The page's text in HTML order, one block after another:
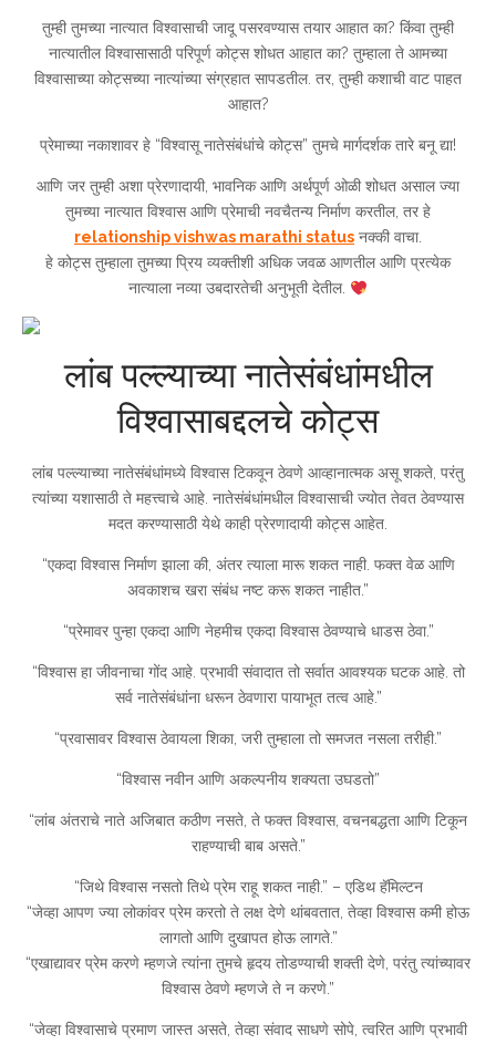
तुम्ही तुमच्या नात्यात विश्वासाची जादू पसरवण्यास तयार आहात का? किंवा तुम्ही
नात्यातील विश्वासासाठी परिपूर्ण कोट्स शोधत आहात का? तुम्हाला ते आमच्या
विश्वासाच्या कोट्सच्या नात्यांच्या संग्रहात सापडतील. तर, तुम्ही कशाची वाट पाहत
आहात?
प्रेमाच्या नकाशावर हे “विश्वासू नातेसंबंधांचे कोट्स” तुमचे मार्गदर्शक तारे बनू द्या!
आणि जर तुम्ही अशा प्रेरणादायी, भावनिक आणि अर्थपूर्ण ओळी शोधत असाल ज्या
तुमच्या नात्यात विश्वास आणि प्रेमाची नवचैतन्य निर्माण करतील, तर हे
relationship vishwas marathi status नक्की वाचा.
हे कोट्स तुम्हाला तुमच्या प्रिय व्यक्तीशी अधिक जवळ आणतील आणि प्रत्येक
नात्याला नव्या उबदारतेची अनुभूती देतील.
लांब पल्ल्याच्या नातेसंबंधांमधील
विश्वासाबद्दलचे कोट्स
लांब पल्ल्याच्या नातेसंबंधांमध्ये विश्वास टिकवून ठेवणे आव्हानात्मक असू शकते, परंतु
त्यांच्या यशासाठी ते महत्त्वाचे आहे. नातेसंबंधांमधील विश्वासाची ज्योत तेवत ठेवण्यास
मदत करण्यासाठी येथे काही प्रेरणादायी कोट्स आहेत.
“एकदा विश्वास निर्माण झाला की, अंतर त्याला मारू शकत नाही. फक्त वेळ आणि
अवकाशच खरा संबंध नष्ट करू शकत नाहीत.”
“प्रेमावर पुन्हा एकदा आणि नेहमीच एकदा विश्वास ठेवण्याचे धाडस ठेवा.”
“विश्वास हा जीवनाचा गोंद आहे. प्रभावी संवादात तो सर्वात आवश्यक घटक आहे. तो
सर्व नातेसंबंधांना धरून ठेवणारा पायाभूत तत्व आहे.”
“प्रवासावर विश्वास ठेवायला शिका, जरी तुम्हाला तो समजत नसला तरीही.”
“विश्वास नवीन आणि अकल्पनीय शक्यता उघडतो”
“लांब अंतराचे नाते अजिबात कठीण नसते, ते फक्त विश्वास, वचनबद्धता आणि टिकून
राहण्याची बाब असते.”
“जिथे विश्वास नसतो तिथे प्रेम राहू शकत नाही.” – एडिथ हॅमिल्टन
“जेव्हा आपण ज्या लोकांवर प्रेम करतो ते लक्ष देणे थांबवतात, तेव्हा विश्वास कमी होऊ
लागतो आणि दुखापत होऊ लागते.”
“एखाद्यावर प्रेम करणे म्हणजे त्यांना तुमचे हृदय तोडण्याची शक्ती देणे, परंतु त्यांच्यावर
विश्वास ठेवणे म्हणजे ते न करणे.”
“जेव्हा विश्वासाचे प्रमाण जास्त असते, तेव्हा संवाद साधणे सोपे, त्वरित आणि प्रभावी